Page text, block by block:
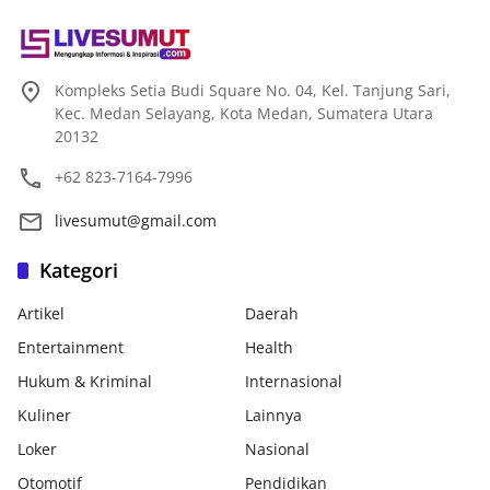
Kompleks Setia Budi Square No. 04, Kel. Tanjung Sari,
Kec. Medan Selayang, Kota Medan, Sumatera Utara
20132
+62 823-7164-7996
livesumut@gmail.com
Kategori
Artikel
Daerah
Entertainment
Health
Hukum & Kriminal
Internasional
Kuliner
Lainnya
Loker
Nasional
Otomotif
Pendidikan